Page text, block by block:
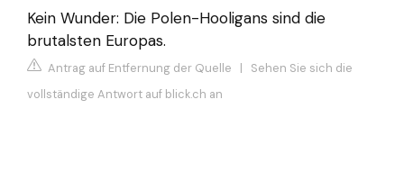
Kein Wunder: Die Polen-Hooligans sind die
brutalsten Europas.
Antrag auf Entfernung der Quelle | Sehen Sie sich die
vollständige Antwort auf blick.ch an